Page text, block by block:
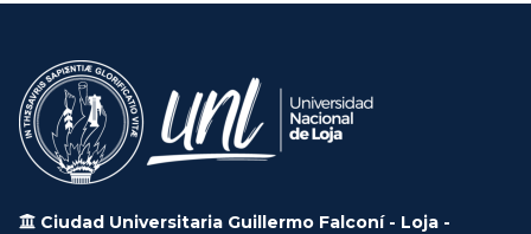
Ciudad Universitaria Guillermo Falconí - Loja -